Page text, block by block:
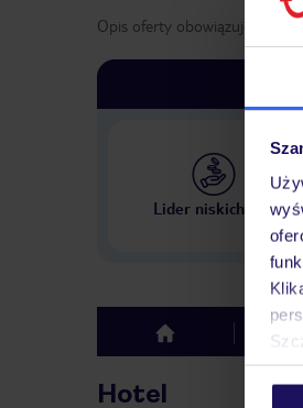
Opis oferty obowiązuje dla
Lider niskich cen
top
Hotel